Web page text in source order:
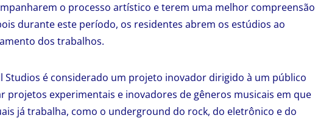
o processo artístico e terem uma melhor compreensão
durante este período, os residentes abrem os estúdios ao
dos trabalhos.
Studios é considerado um projeto inovador dirigido à um público
projetos experimentais e inovadores de gêneros musicais em que
já trabalha, como o underground do rock, do eletrônico e do